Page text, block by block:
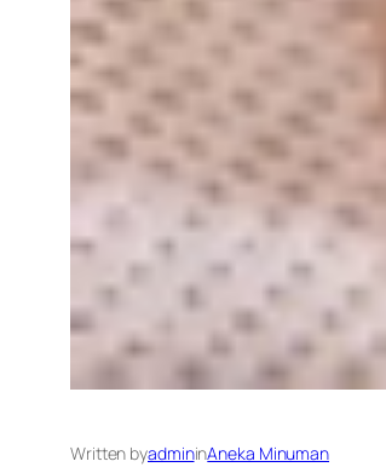
Written byadmininAneka Minuman